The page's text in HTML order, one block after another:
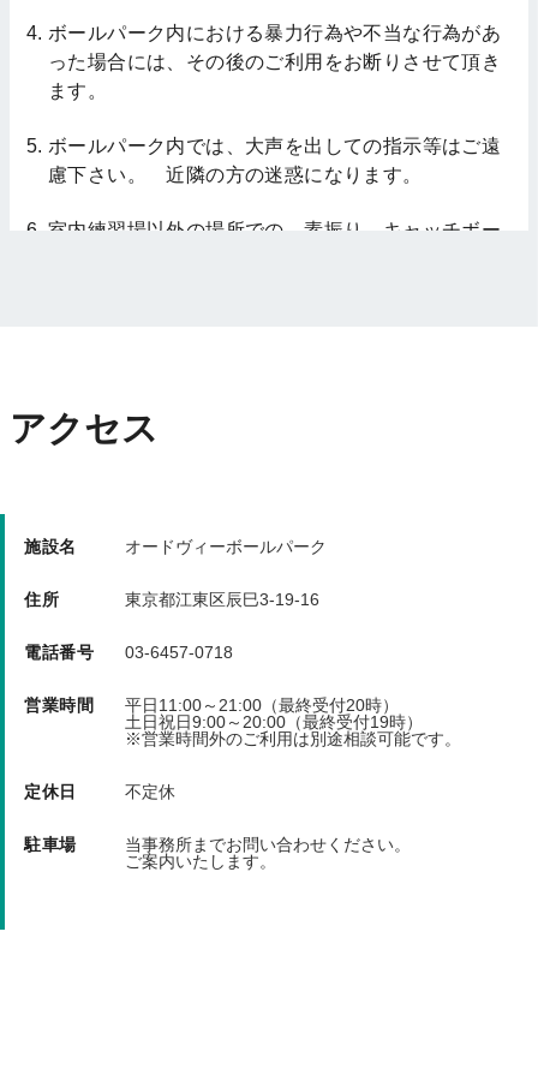
ボールパーク内における暴力行為や不当な行為があ
った場合には、その後のご利用をお断りさせて頂き
ます。
ボールパーク内では、大声を出しての指示等はご遠
慮下さい。 近隣の方の迷惑になります。
室内練習場以外の場所での、素振り、キャッチボー
バッティングマシンは、大人の方が責任を持って使
スパイクの使用は、お断りさせていただきます。
喫煙は、指定の場所のみでお願いします。
使用者は、野球人として、礼儀正しく、規則を守っ
キャンセル料 前々日/前日/当日 100％(キャンセル
アクセス
施設名 オードヴィーボールパーク
住所 東京都江東区辰巳3-19-16
電話番号 03-6457-0718
営業時間
平日11:00～21:00（最終受付20時）
土日祝日9:00～20:00（最終受付19時）
※営業時間外のご利用は別途相談可能です。
定休日 不定休
駐車場
当事務所までお問い合わせください。
ご案内いたします。